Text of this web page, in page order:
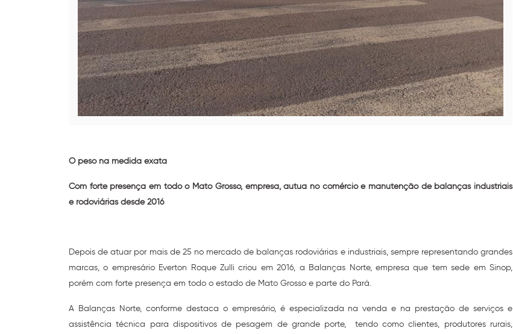
O peso na medida exata
Com forte presença em todo o Mato Grosso, empresa, autua no comércio e manutenção de balanças industriais
e rodoviárias desde 2016
Depois de atuar por mais de 25 no mercado de balanças rodoviárias e industriais, sempre representando grandes
marcas, o empresário Everton Roque Zulli criou em 2016, a Balanças Norte, empresa que tem sede em Sinop,
porém com forte presença em todo o estado de Mato Grosso e parte do Pará.
A Balanças Norte, conforme destaca o empresário, é especializada na venda e na prestação de serviços e
assistência técnica para dispositivos de pesagem de grande porte, tendo como clientes, produtores rurais,